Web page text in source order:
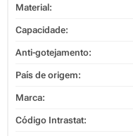
Material:
Capacidade:
Anti-gotejamento:
País de origem:
Marca:
Código Intrastat: